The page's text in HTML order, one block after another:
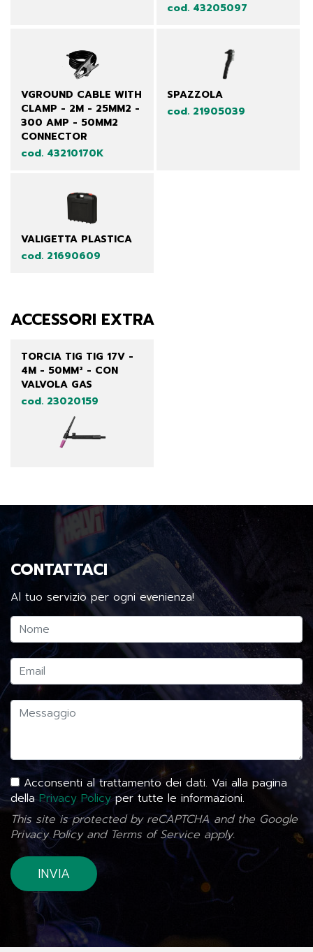
cod. 43205097
VGROUND CABLE WITH
CLAMP - 2M - 25MM2 -
300 AMP - 50MM2
CONNECTOR
cod. 43210170K
SPAZZOLA
cod. 21905039
VALIGETTA PLASTICA
cod. 21690609
ACCESSORI EXTRA
TORCIA TIG TIG 17V -
4M - 50MM² - CON
VALVOLA GAS
cod. 23020159
CONTATTACI
Al tuo servizio per ogni evenienza!
Acconsenti al trattamento dei dati. Vai alla pagina
dellaPrivacy Policyper tutte le informazioni.
This site is protected by reCAPTCHA and the Google
Privacy Policyand Terms of Service apply.